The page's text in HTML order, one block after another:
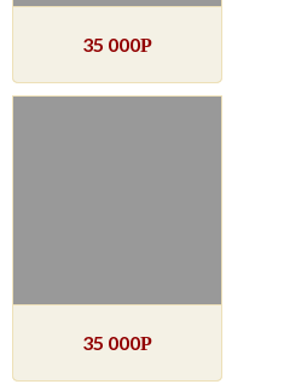
35 000Р
35 000Р